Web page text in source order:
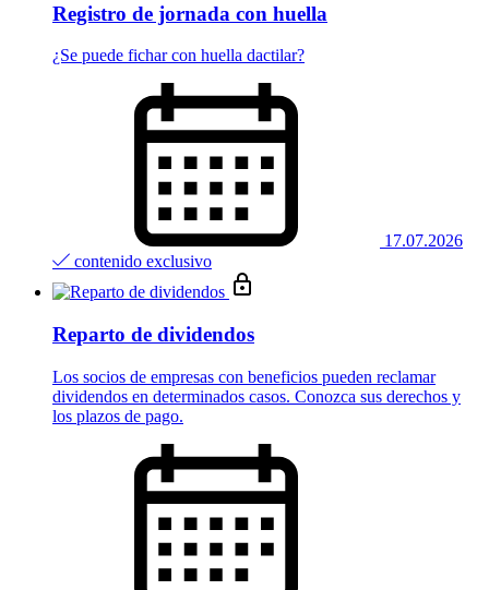
Registro de jornada con huella
¿Se puede fichar con huella dactilar?
17.07.2026
contenido exclusivo
Reparto de dividendos
Los socios de empresas con beneficios pueden reclamar
dividendos en determinados casos. Conozca sus derechos y
los plazos de pago.